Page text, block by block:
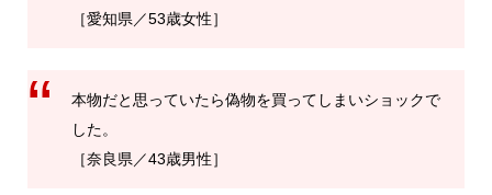
［愛知県／53歳女性］
本物だと思っていたら偽物を買ってしまいショックで
した。
［奈良県／43歳男性］